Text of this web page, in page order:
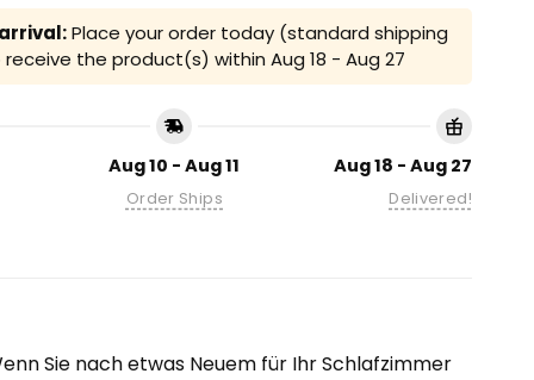
Place your order today (standard shipping
the product(s) within Aug 18 - Aug 27
Aug 10 - Aug 11
Order Ships
Aug 18 - Aug 27
Delivered!
Sie nach etwas Neuem für Ihr Schlafzimmer